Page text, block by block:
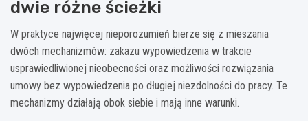
dwie różne ścieżki
W praktyce najwięcej nieporozumień bierze się z mieszania
dwóch mechanizmów: zakazu wypowiedzenia w trakcie
usprawiedliwionej nieobecności oraz możliwości rozwiązania
umowy bez wypowiedzenia po długiej niezdolności do pracy. Te
mechanizmy działają obok siebie i mają inne warunki.